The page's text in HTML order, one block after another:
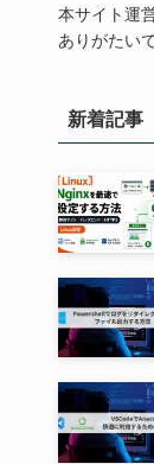
本サイト運
ありがたい
新着記事